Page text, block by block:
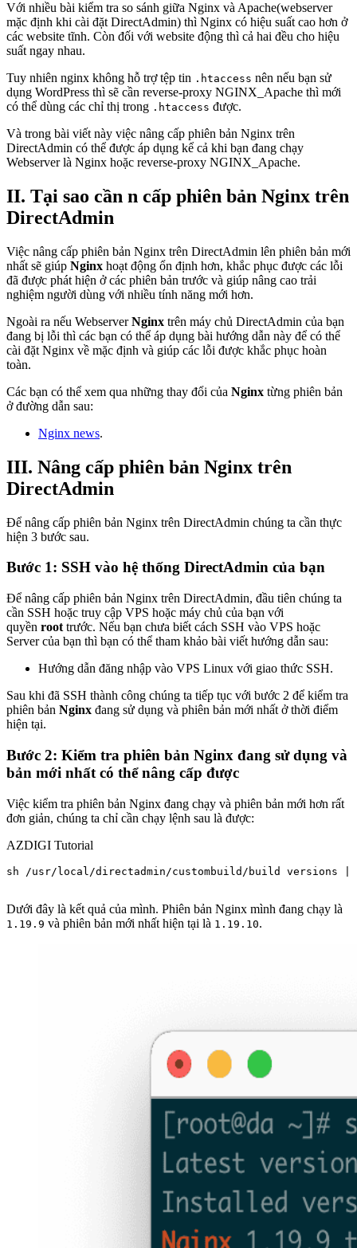
Với nhiều bài kiểm tra so sánh giữa Nginx và Apache(webserver
mặc định khi cài đặt DirectAdmin) thì Nginx có hiệu suất cao hơn ở
các website tĩnh. Còn đối với website động thì cả hai đều cho hiệu
suất ngay nhau.
Tuy nhiên nginx không hỗ trợ tệp tin .htaccess nên nếu bạn sử
dụng WordPress thì sẽ cần reverse-proxy NGINX_Apache thì mới
có thể dùng các chỉ thị trong .htaccess được.
Và trong bài viết này việc nâng cấp phiên bản Nginx trên
DirectAdmin có thể được áp dụng kể cả khi bạn đang chạy
Webserver là Nginx hoặc reverse-proxy NGINX_Apache.
II. Tại sao cần n cấp phiên bản Nginx trên
DirectAdmin
Việc nâng cấp phiên bản Nginx trên DirectAdmin lên phiên bản mới
nhất sẽ giúp Nginx hoạt động ổn định hơn, khắc phục được các lỗi
đã được phát hiện ở các phiên bản trước và giúp nâng cao trải
nghiệm người dùng với nhiều tính năng mới hơn.
Ngoài ra nếu WebserverNginx trên máy chủ DirectAdmin của bạn
đang bị lỗi thì các bạn có thể áp dụng bài hướng dẫn này để có thể
cài đặt Nginx về mặc định và giúp các lỗi được khắc phục hoàn
toàn.
Các bạn có thể xem qua những thay đổi của Nginx từng phiên bản
ở đường dẫn sau:
Nginx news.
III. Nâng cấp phiên bản Nginx trên
DirectAdmin
Để nâng cấp phiên bản Nginx trên DirectAdmin chúng ta cần thực
hiện 3 bước sau.
Bước 1: SSH vào hệ thống DirectAdmin của bạn
Để nâng cấp phiên bản Nginx trên DirectAdmin, đầu tiên chúng ta
cần SSH hoặc truy cập VPS hoặc máy chủ của bạn với
quyền root trước. Nếu bạn chưa biết cách SSH vào VPS hoặc
Server của bạn thì bạn có thể tham khảo bài viết hướng dẫn sau:
Hướng dẫn đăng nhập vào VPS Linux với giao thức SSH.
Sau khi đã SSH thành công chúng ta tiếp tục với bước 2 để kiểm tra
phiên bản Nginx đang sử dụng và phiên bản mới nhất ở thời điểm
hiện tại.
Bước 2: Kiểm tra phiên bản Nginx đang sử dụng và
bản mới nhất có thể nâng cấp được
Việc kiểm tra phiên bản Nginx đang chạy và phiên bản mới hơn rất
đơn giản, chúng ta chỉ cần chạy lệnh sau là được:
AZDIGI Tutorial
sh /usr/local/directadmin/custombuild/build versions |
Dưới đây là kết quả của mình. Phiên bản Nginx mình đang chạy là
1.19.9 và phiên bản mới nhất hiện tại là 1.19.10.